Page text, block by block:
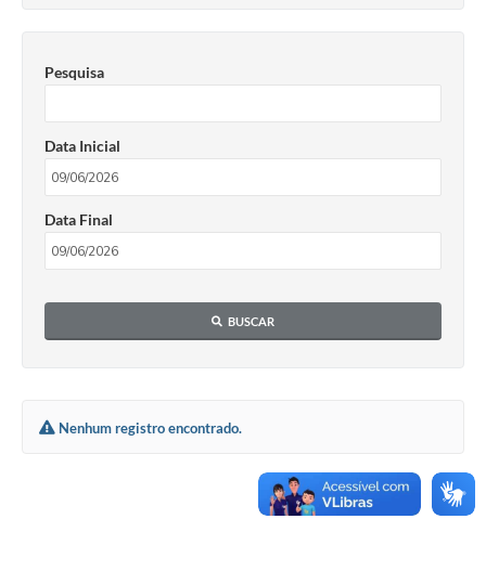
Pesquisa
Data Inicial
Data Final
BUSCAR
Nenhum registro encontrado.